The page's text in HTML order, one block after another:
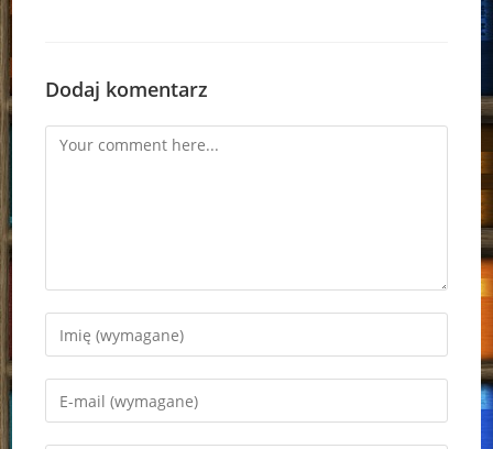
Dodaj komentarz
Comment
Enter
your
name
Enter
your